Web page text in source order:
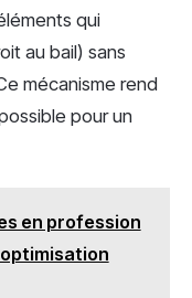
qui
au bail) sans
mécanisme rend
pour un
en profession
optimisation